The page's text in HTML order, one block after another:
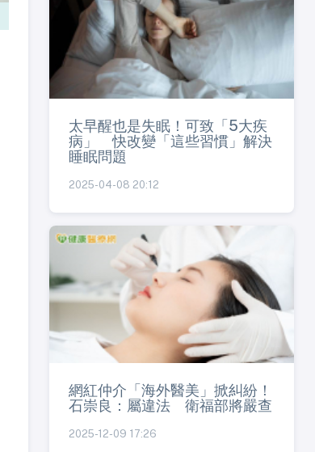
太早醒也是失眠！可致「5大疾
病」 快改變「這些習慣」解決
睡眠問題
2025-04-08 20:12
網紅仲介「海外醫美」掀糾紛！
石崇良：屬違法 衛福部將嚴查
2025-12-09 17:26